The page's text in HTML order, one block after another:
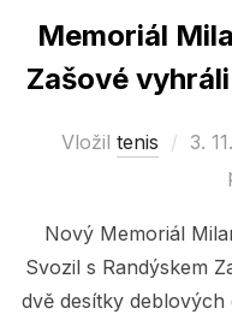
Memoriál
Zašové
Vložil tenis 3.
Nový Memoriál
Svozil s Randýskem
dvě desítky deblových